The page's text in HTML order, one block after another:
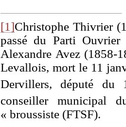
[1]Christophe Thivrier
passé du Parti
Alexandre Avez (1858-
Levallois, mort le 11
Dervillers, député du
conseiller municipal
« broussiste (FTSF).